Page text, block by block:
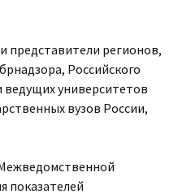
представители регионов,
Российского
университетов
вузов России,
показателей